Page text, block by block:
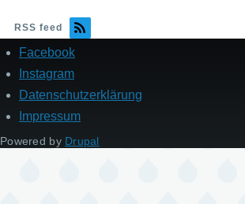
RSS feed
Fußzeile
Facebook
Instagram
Datenschutzerklärung
Impressum
Powered by Drupal